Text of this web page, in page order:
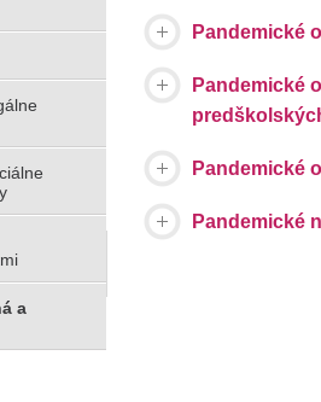
Pandemické
Pandemické
Pandemické
Pandemické
a